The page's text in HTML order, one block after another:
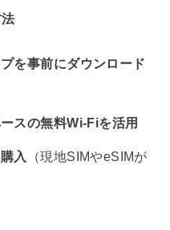
を事前にダウンロード
スの無料Wi-Fiを活用
入
（現地SIMやeSIMが